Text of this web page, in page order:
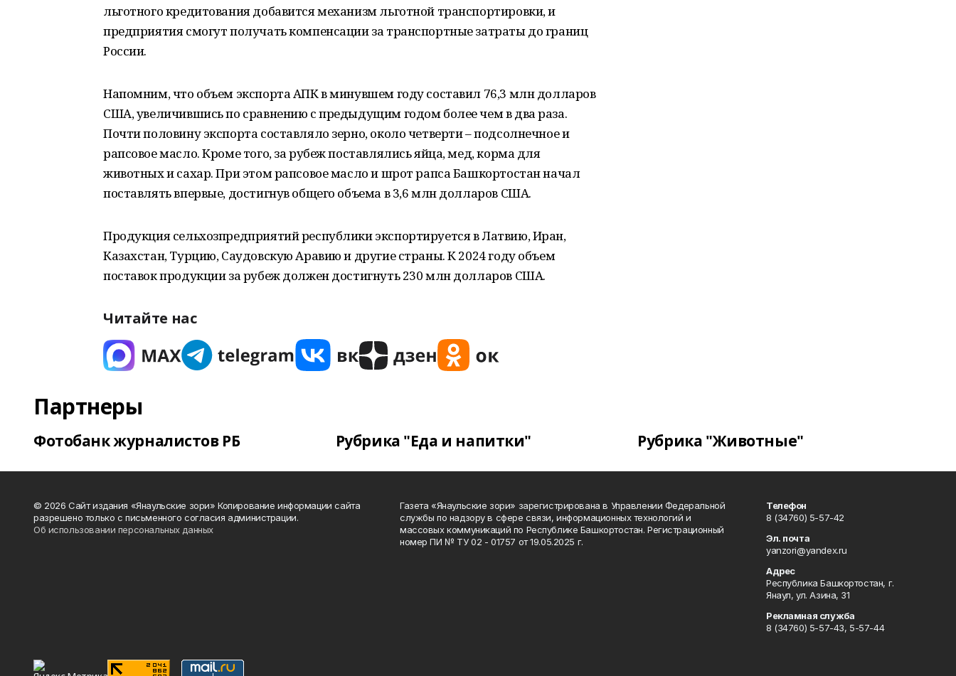
льготного кредитования добавится механизм льготной транспортировки, и
предприятия смогут получать компенсации за транспортные затраты до границ
России.
Напомним, что объем экспорта АПК в минувшем году составил 76,3 млн долларов
США, увеличившись по сравнению с предыдущим годом более чем в два раза.
Почти половину экспорта составляло зерно, около четверти – подсолнечное и
рапсовое масло. Кроме того, за рубеж поставлялись яйца, мед, корма для
животных и сахар. При этом рапсовое масло и шрот рапса Башкортостан начал
поставлять впервые, достигнув общего объема в 3,6 млн долларов США.
Продукция сельхозпредприятий республики экспортируется в Латвию, Иран,
Казахстан, Турцию, Саудовскую Аравию и другие страны. К 2024 году объем
поставок продукции за рубеж должен достигнуть 230 млн долларов США.
Читайте нас
Партнеры
Фотобанк журналистов РБ Рубрика "Еда и напитки" Рубрика "Животные"
© 2026 Сайт издания «Янаульские зори» Копирование информации сайта
разрешено только с письменного согласия администрации.
Об использовании персональных данных
Газета «Янаульские зори» зарегистрирована в Управлении Федеральной
службы по надзору в сфере связи, информационных технологий и
массовых коммуникаций по Республике Башкортостан. Регистрационный
номер ПИ № ТУ 02 - 01757 от 19.05.2025 г.
Телефон
8 (34760) 5-57-42
Эл. почта
yanzori@yandex.ru
Адрес
Республика Башкортостан, г.
Янаул, ул. Азина, 31
Рекламная служба
8 (34760) 5-57-43, 5-57-44